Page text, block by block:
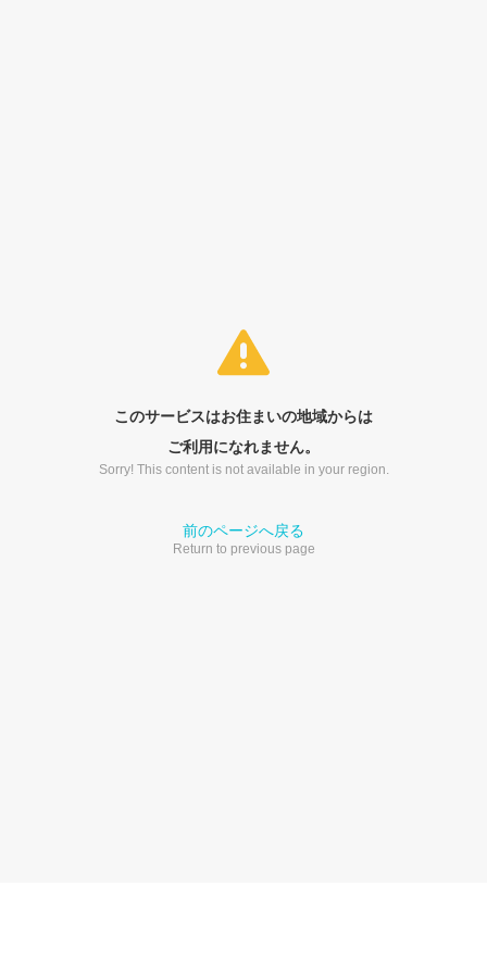
このサービスはお住まいの地域からは
ご利用になれません。
Sorry! This content is not available in your region.
前のページへ戻る
Return to previous page